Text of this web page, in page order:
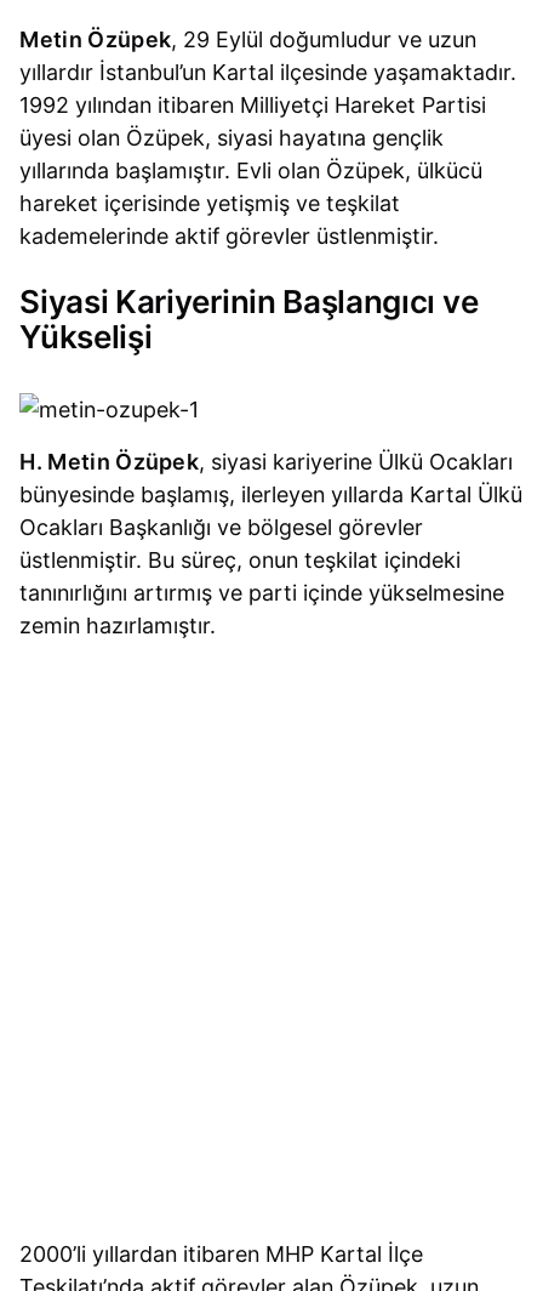
Metin Özüpek, 29 Eylül doğumludur ve uzun
yıllardır İstanbul’un Kartal ilçesinde yaşamaktadır.
1992 yılından itibaren Milliyetçi Hareket Partisi
üyesi olan Özüpek, siyasi hayatına gençlik
yıllarında başlamıştır. Evli olan Özüpek, ülkücü
hareket içerisinde yetişmiş ve teşkilat
kademelerinde aktif görevler üstlenmiştir.
Siyasi Kariyerinin Başlangıcı ve
Yükselişi
H. Metin Özüpek, siyasi kariyerine Ülkü Ocakları
bünyesinde başlamış, ilerleyen yıllarda Kartal Ülkü
Ocakları Başkanlığı ve bölgesel görevler
üstlenmiştir. Bu süreç, onun teşkilat içindeki
tanınırlığını artırmış ve parti içinde yükselmesine
zemin hazırlamıştır.
2000’li yıllardan itibaren MHP Kartal İlçe